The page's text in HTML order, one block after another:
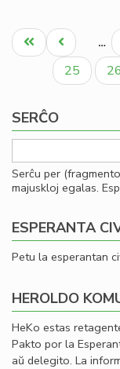
Pagination
Unua
paĝo
Antaŭa
paĝo
…
Paĝo
25 26
SERĈO
Serĉu per
majuskloj egalas.
ESPERANTA
Petu la esperantan
HEROLDO
HeKo estas
Pakto por la
aŭ delegito. La